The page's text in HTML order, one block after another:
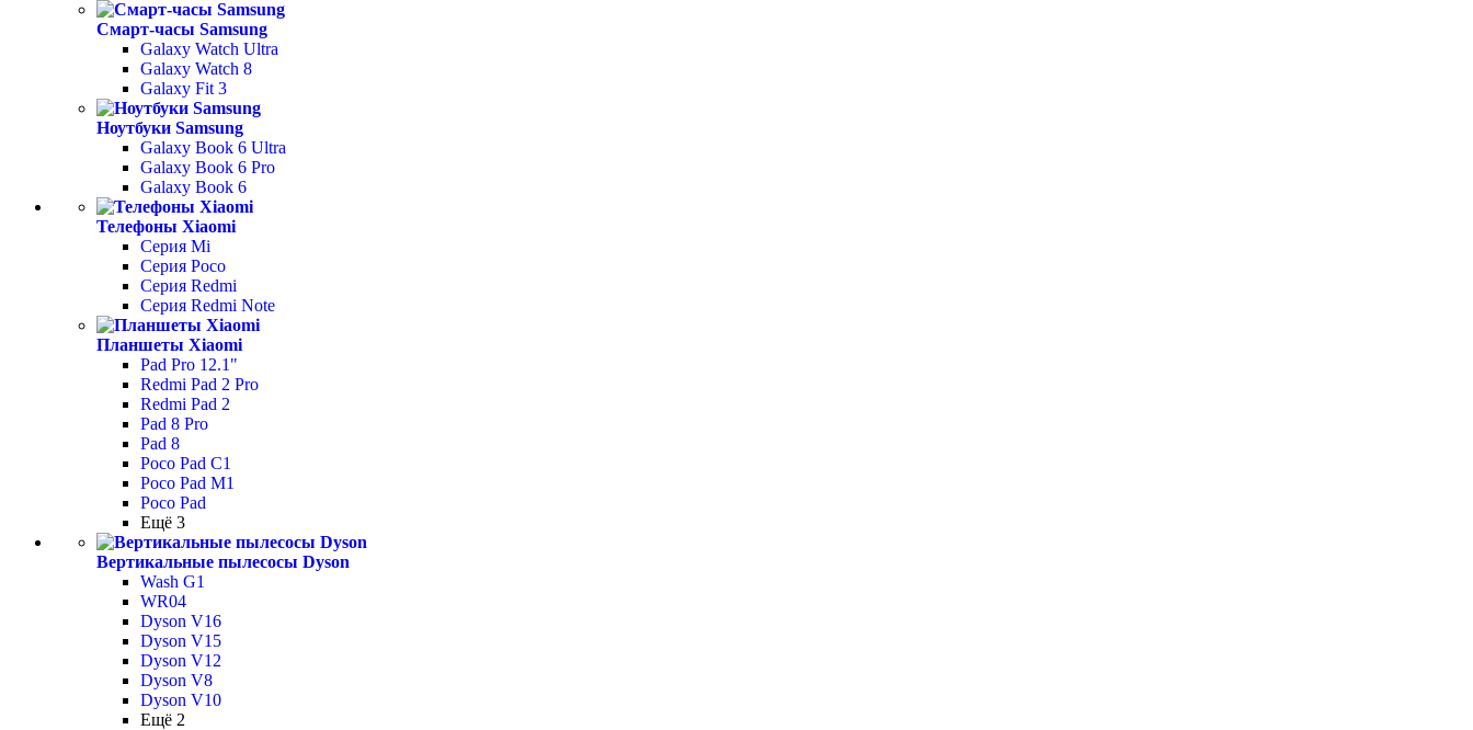
Смарт-часы Samsung
Galaxy Watch Ultra
Galaxy Watch 8
Galaxy Fit 3
Ноутбуки Samsung
Galaxy Book 6 Ultra
Galaxy Book 6 Pro
Galaxy Book 6
Телефоны Xiaomi
Серия Mi
Серия Poco
Серия Redmi
Серия Redmi Note
Планшеты Xiaomi
Pad Pro 12.1"
Redmi Pad 2 Pro
Redmi Pad 2
Pad 8 Pro
Pad 8
Poco Pad С1
Poco Pad M1
Poco Pad
Ещё 3
Вертикальные пылесосы Dyson
Wash G1
WR04
Dyson V16
Dyson V15
Dyson V12
Dyson V8
Dyson V10
Ещё 2